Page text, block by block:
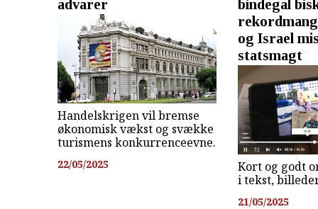
advarer
Handelskrigen vil bremse
økonomisk vækst og svække
turismens konkurrenceevne.
22/05/2025
bindegal
og Israel
statsmagt
Kort og godt
i tekst,
21/05/2025